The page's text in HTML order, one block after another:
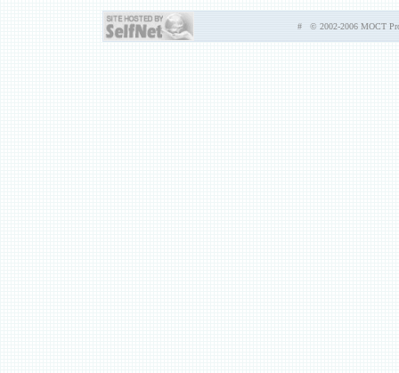
# © 2002-2006 MOCT